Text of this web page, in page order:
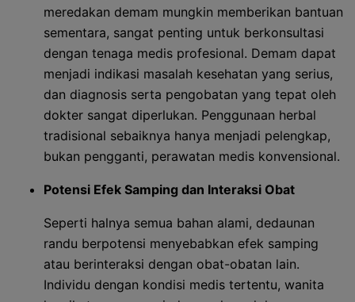
meredakan demam mungkin memberikan bantuan
sementara, sangat penting untuk berkonsultasi
dengan tenaga medis profesional. Demam dapat
menjadi indikasi masalah kesehatan yang serius,
dan diagnosis serta pengobatan yang tepat oleh
dokter sangat diperlukan. Penggunaan herbal
tradisional sebaiknya hanya menjadi pelengkap,
bukan pengganti, perawatan medis konvensional.
Potensi Efek Samping dan Interaksi Obat
Seperti halnya semua bahan alami, dedaunan
randu berpotensi menyebabkan efek samping
atau berinteraksi dengan obat-obatan lain.
Individu dengan kondisi medis tertentu, wanita